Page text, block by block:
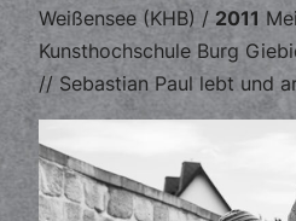
Weißensee (KHB) /2011
Kunsthochschule Burg
// Sebastian Paul lebt und